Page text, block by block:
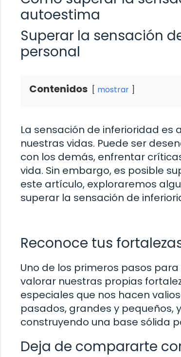
autoestima
Superar la sensación
personal
Contenidos mostrar
La sensación de inferioridad
nuestras vidas. Puede ser
con los demás, enfrentar
vida. Sin embargo, es posible
este artículo, exploraremos
superar la sensación de
Reconoce tus
Uno de los primeros pasos
valorar nuestras propias
especiales que nos hacen
pasados, grandes y pequeños,
construyendo una base sólida
Deja de compararte